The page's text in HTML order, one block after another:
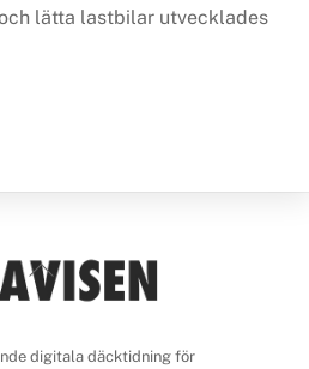
lätta lastbilar utvecklades
Back
To
digitala däcktidning för